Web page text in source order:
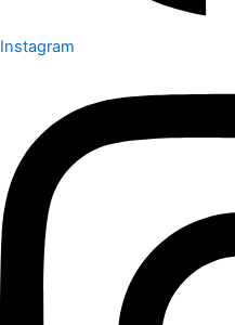
Instagram